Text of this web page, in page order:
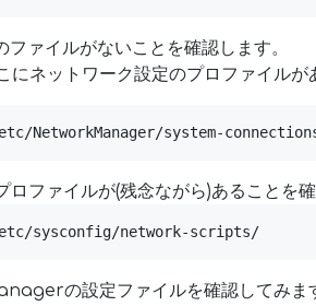
ァイルがないことを確認します。
ネットワーク設定のプロファイルが
system-
ファイルが(残念ながら)あることを確
sysconfig/network-scripts/
の設定ファイルを確認してみ